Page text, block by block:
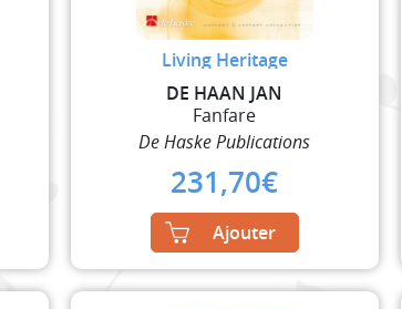
Living Heritage
DE HAAN JAN
Fanfare
De Haske Publications
231,70€
Ajouter